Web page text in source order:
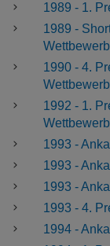
1989 - 1.
1989 -
Wettbewerb
1990 - 4.
Wettbewerb
1992 - 1.
Wettbewerb
1993 -
1993 -
1993 -
1993 - 4.
1994 -